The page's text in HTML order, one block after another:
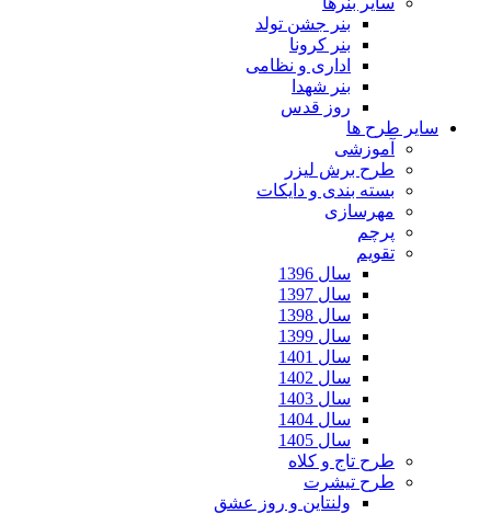
بنر جشن تولد
بنر کرونا
اداری و نظامی
بنر شهدا
روز قدس
سایر طرح ها
آموزشی
طرح برش لیزر
بسته بندی و دایکات
مهرسازی
پرچم
تقویم
سال 1396
سال 1397
سال 1398
سال 1399
سال 1401
سال 1402
سال 1403
سال 1404
سال 1405
طرح تاج و کلاه
طرح تیشرت
ولنتاین و روز عشق